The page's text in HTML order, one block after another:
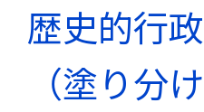
歴史的行
（塗り分